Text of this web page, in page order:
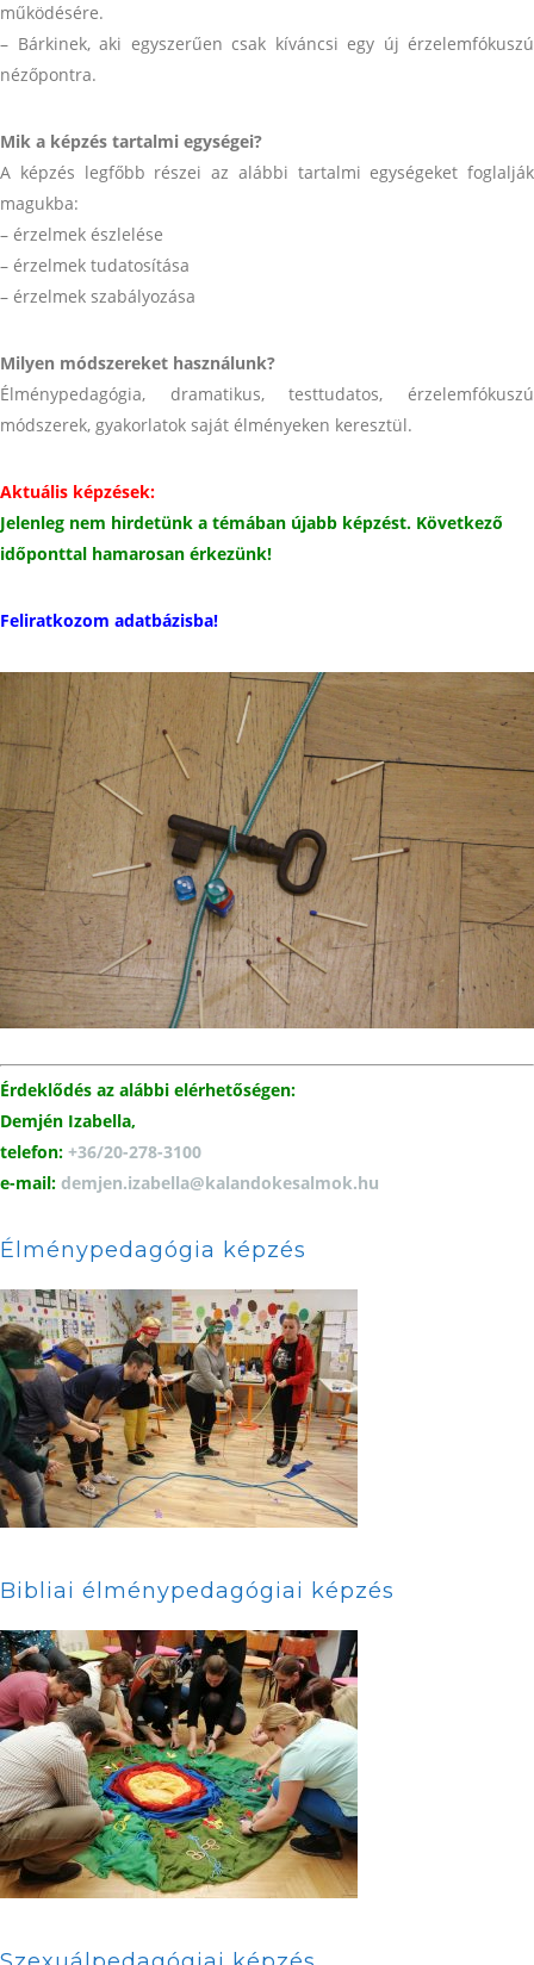
működésére.
– Bárkinek, aki egyszerűen csak kíváncsi egy új érzelemfókuszú
nézőpontra.
Mik a képzés tartalmi egységei?
A képzés legfőbb részei az alábbi tartalmi egységeket foglalják
magukba:
– érzelmek észlelése
– érzelmek tudatosítása
– érzelmek szabályozása
Milyen módszereket használunk?
Élménypedagógia, dramatikus, testtudatos, érzelemfókuszú
módszerek, gyakorlatok saját élményeken keresztül.
Aktuális képzések:
Jelenleg nem hirdetünk a témában újabb képzést. Következő
időponttal hamarosan érkezünk!
Feliratkozom adatbázisba!
Érdeklődés az alábbi elérhetőségen:
Demjén Izabella,
telefon: +36/20-278-3100
e-mail: demjen.izabella@kalandokesalmok.hu
Élménypedagógia képzés
Bibliai élménypedagógiai képzés